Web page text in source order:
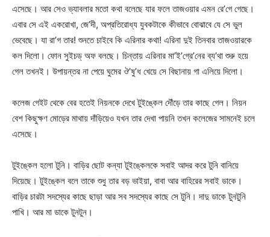
এসেছে। আর সেও ভ্যাবলার মতো কথা বলেছে যার ফলে তাজওয়ার এমন রে’গে গেছে।
এবার সে এই একরোখা, জে’দী, অপ্রতিরোধ্য যুবকটাকে কীভাবে বোঝাবে যে সে ভুল
ভেবেছে। যা রা’গ তার! শুনতে চাইবে কি এরিনার কথা! এরিনা দুই তিনবার তাজওয়ারকে
কল দিলো। ফোন সুইচড্ অফ বলছে। চিন্তায় এরিনার মা’ই’গ্রে’নের ব্য’থা শুরু হয়ে
গেল তখনই। উপায়ন্তর না পেয়ে ঘুমের ঔ’ষু’ধ খেয়ে সে বিছানায় গা এলিয়ে দিলো।
কলেজ গেইট থেকে বের হতেই নিয়নকে দেখে টুইঙ্কেল দৌঁড়ে তার কাছে গেল। নিয়ন
বেশ কিছুক্ষণ মোড়ের মাথায় দাঁড়িয়েও যখন তার দেখা পায়নি তখন কলেজের সামনেই চলে
এসেছে।
টুইঙ্কেল হলো টুনি। বাড়ির ছোট কন্যা টুইঙ্কেলকে সবাই আদর করে টুনি বানিয়ে
দিয়েছে। টুইঙ্কেল বলে তাকে শুধু তার বড় ভাইয়া, বাবা আর বাহিরের সবাই ডাকে।
বাড়ির চারটা সদস্যের কাছে ছাড়া আর সব সদস্যের কাছে সে টুনি। দাদু ডাকে টুনটুনি
পাখি। আর মা ডাকে টুনটুন।